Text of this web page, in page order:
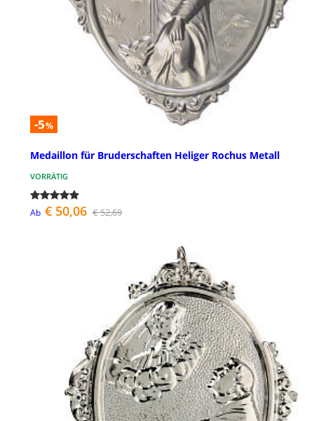
-5%
Medaillon für Bruderschaften Heliger Rochus Metall
VORRÄTIG
Ab € 50,06 € 52,69